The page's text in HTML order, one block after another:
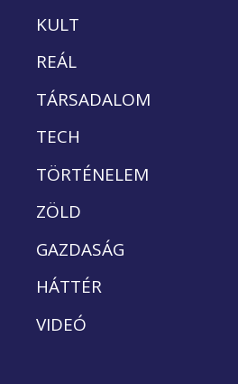
KULT
REÁL
TÁRSADALOM
TECH
TÖRTÉNELEM
ZÖLD
GAZDASÁG
HÁTTÉR
VIDEÓ